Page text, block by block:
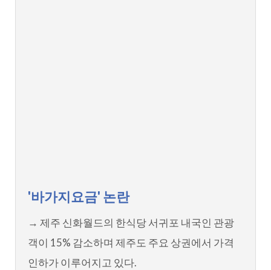
'바가지요금' 논란
→ 제주 신화월드의 한식당 서귀포 내국인 관광
객이 15% 감소하며 제주도 주요 상권에서 가격
인하가 이루어지고 있다.